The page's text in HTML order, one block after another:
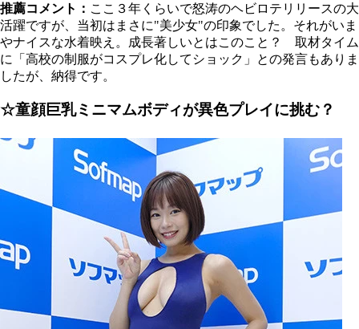
推薦コメント： ここ３年くらいで怒涛のヘビロテリリースの大
活躍ですが、当初はまさに"美少女"の印象でした。それがいま
やナイスな水着映え。成長著しいとはこのこと？ 取材タイム
に「高校の制服がコスプレ化してショック」との発言もありま
したが、納得です。
☆童顔巨乳ミニマムボディが異色プレイに挑む？